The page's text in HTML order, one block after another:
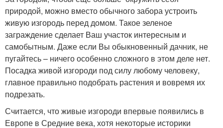
природой, можно вместо обычного забора устроить
живую изгородь перед домом. Такое зеленое
заграждение сделает Ваш участок интересным и
самобытным. Даже если Вы обыкновенный дачник, не
пугайтесь – ничего особенно сложного в этом деле нет.
Посадка живой изгороди под силу любому человеку,
главное правильно подобрать растения и вовремя их
подрезать.
Считается, что живые изгороди впервые появились в
Европе в Средние века, хотя некоторые историки